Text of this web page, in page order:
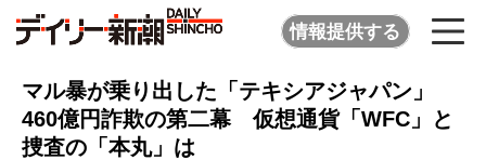
情報提供する
マル暴が乗り出した「テキシアジャパン」
460億円詐欺の第二幕 仮想通貨「WFC」と
捜査の「本丸」は